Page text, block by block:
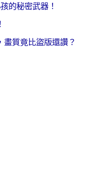
的秘密武器！
質竟比盜版還讚？